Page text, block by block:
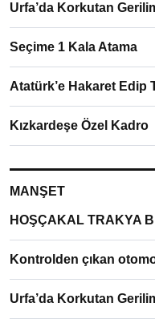
Urfa’da Korkutan
Seçime 1 Kala Atama
Atatürk’e Hakaret Edip
Kızkardeşe Özel Kadro
MANŞET
HOŞÇAKAL TRAKYA
Kontrolden çıkan
Urfa’da Korkutan